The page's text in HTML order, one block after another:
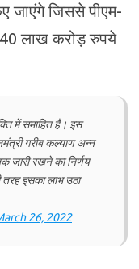
जाएंगे जिससे पीएम-
लाख करोड़ रुपये
में समाहित है। इस
गरीब कल्याण अन्न
जारी रखने का निर्णय
इसका लाभ उठा
26, 2022